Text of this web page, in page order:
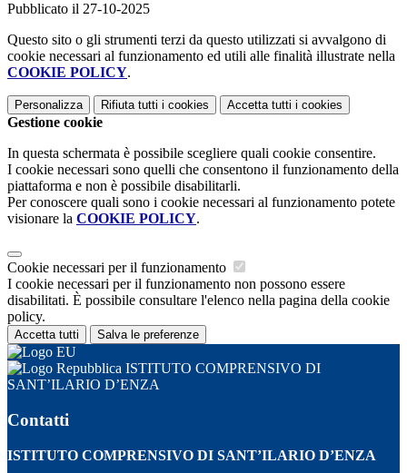
Pubblicato il 27-10-2025
Questo sito o gli strumenti terzi da questo utilizzati si avvalgono di
cookie necessari al funzionamento ed utili alle finalità illustrate nella
COOKIE POLICY.
Personalizza Rifiuta tutti i cookies Accetta tutti i cookies
Gestione cookie
In questa schermata è possibile scegliere quali cookie consentire.
I cookie necessari sono quelli che consentono il funzionamento della
piattaforma e non è possibile disabilitarli.
Per conoscere quali sono i cookie necessari al funzionamento potete
visionare la COOKIE POLICY.
Cookie necessari per il funzionamento
I cookie necessari per il funzionamento non possono essere
disabilitati. È possibile consultare l'elenco nella pagina della cookie
policy.
Accetta tutti Salva le preferenze
ISTITUTO COMPRENSIVO DI
SANT’ILARIO D’ENZA
Contatti
ISTITUTO COMPRENSIVO DI SANT’ILARIO D’ENZA